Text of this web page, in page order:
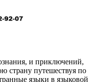
и приключений,
страну путешествуя по
языки в языковой